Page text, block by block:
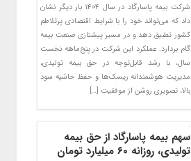
شرکت بیمه پاسارگاد در سال ۱۴۰۴ بار دیگر نشان
داد که می‌تواند خود را با شرایط اقتصادی پرتلاطم
کشور تطبیق دهد و در مسیر پیشتازی صنعت بیمه
گام بردارد. عملکرد این شرکت در پنج‌ماهه نخست
سال، با رشد قابل‌توجه در حق بیمه تولیدی،
مدیریت هوشمندانه ریسک‌ها و حفظ حاشیه سود
بالا، تصویری روشن از موفقیت […]
سهم بیمه پاسارگاد از حق بیمه
تولیدی، روزانه ۶۰ میلیارد تومان